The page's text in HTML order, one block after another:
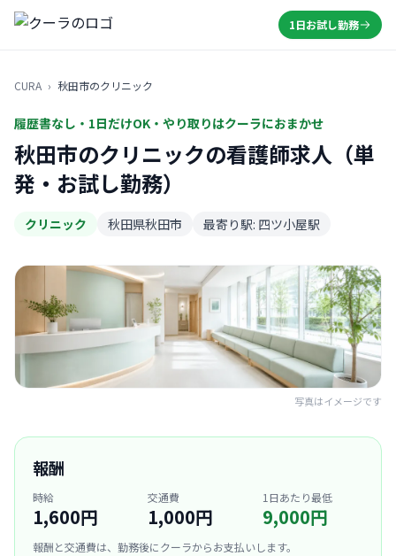
1日お試し勤務
CURA › 秋田市のクリニック
履歴書なし・1日だけOK・やり取りはクーラにおまかせ
秋田市のクリニックの看護師求人（単
発・お試し勤務）
クリニック 秋田県秋田市 最寄り駅: 四ツ小屋駅
写真はイメージです
報酬
時給
1,600円
交通費
1,000円
1日あたり最低
9,000円
報酬と交通費は、勤務後にクーラからお支払いします。